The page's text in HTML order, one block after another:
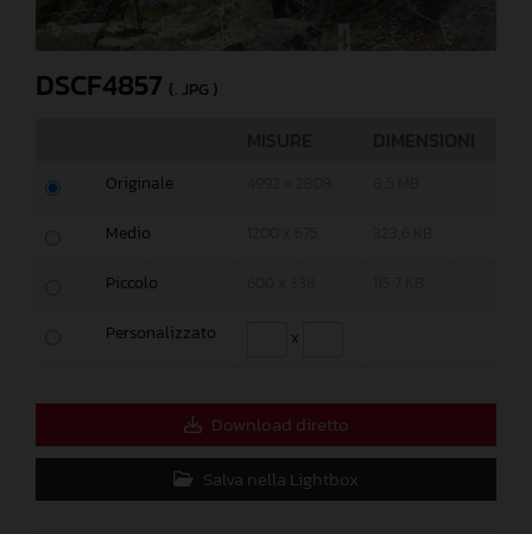
DSCF4857 (. JPG )
Originale
Medio
Piccolo
Personalizzato x
Download diretto
Salva nella Lightbox